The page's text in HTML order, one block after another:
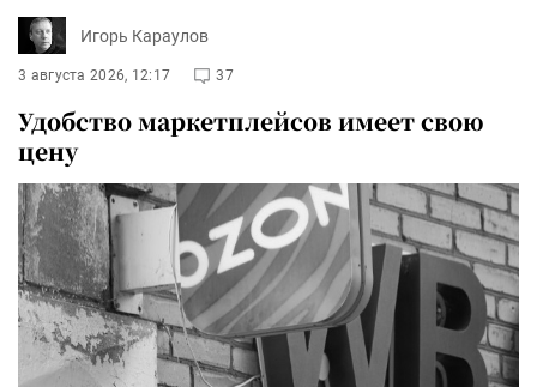
Игорь Караулов
3 августа 2026, 12:17 37
Удобство маркетплейсов имеет свою
цену